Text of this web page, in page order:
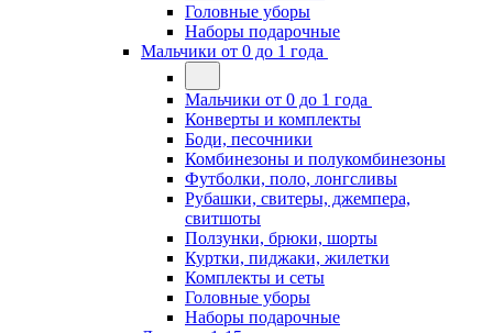
Головные уборы
Наборы подарочные
Мальчики от 0 до 1 года
Мальчики от 0 до 1 года
Конверты и комплекты
Боди, песочники
Комбинезоны и полукомбинезоны
Футболки, поло, лонгсливы
Рубашки, свитеры, джемпера,
свитшоты
Ползунки, брюки, шорты
Куртки, пиджаки, жилетки
Комплекты и сеты
Головные уборы
Наборы подарочные